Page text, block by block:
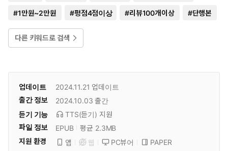
#1만원~2만원 #평점4점이상 #리뷰100개이상 #단행본
다른 키워드로 검색
업데이트 2024.11.21 업데이트
출간 정보
2024.10.03 출간
듣기 기능
TTS(듣기) 지원
파일 정보
EPUB
평균 2.3MB
지원 환경
앱 웹 PC뷰어
PAPER